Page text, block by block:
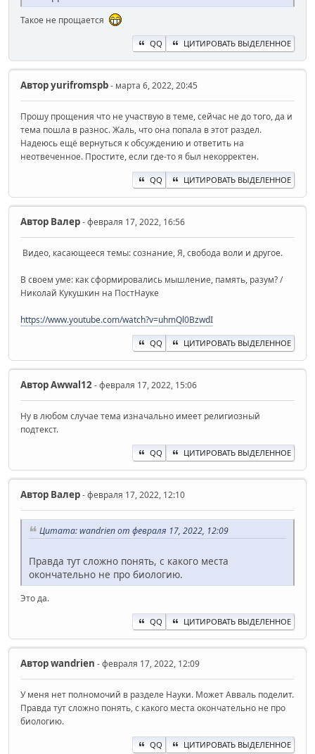
Такое не прощается
QQ ЦИТИРОВАТЬ ВЫДЕЛЕННОЕ
Авторyurifromspb- марта 6, 2022, 20:45
Прошу прощения что не участвую в теме, сейчас не до того, да и
тема пошла в разнос. Жаль, что она попала в этот раздел.
Надеюсь ещё вернуться к обсуждению и ответить на
неотвеченное. Простите, если где-то я был некорректен.
QQ ЦИТИРОВАТЬ ВЫДЕЛЕННОЕ
Автор Валер- февраля 17, 2022, 16:56
Видео, касающееся темы: сознание, Я, свобода воли и другое.
В своем уме: как сформировались мышление, память, разум? /
Николай Кукушкин на ПостНауке
https://www.youtube.com/watch?v=uhmQl0BzwdI
QQ ЦИТИРОВАТЬ ВЫДЕЛЕННОЕ
АвторAwwal12- февраля 17, 2022, 15:06
Ну в любом случае тема изначально имеет религиозный
подтекст.
QQ ЦИТИРОВАТЬ ВЫДЕЛЕННОЕ
Автор Валер- февраля 17, 2022, 12:10
Цитата: wandrien от февраля 17, 2022, 12:09
Правда тут сложно понять, с какого места
окончательно не про биологию.
Это да.
QQ ЦИТИРОВАТЬ ВЫДЕЛЕННОЕ
Авторwandrien - февраля 17, 2022, 12:09
У меня нет полномочий в разделе Науки. Может Авваль поделит.
Правда тут сложно понять, с какого места окончательно не про
биологию.
QQ ЦИТИРОВАТЬ ВЫДЕЛЕННОЕ